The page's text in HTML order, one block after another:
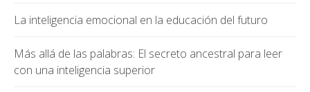
La inteligencia emocional en la educación del futuro
Más allá de las palabras: El secreto ancestral para leer
con una inteligencia superior